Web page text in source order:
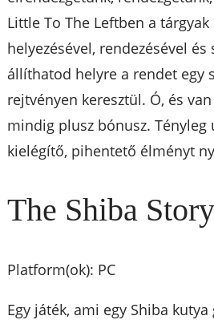
Little To The Leftben a tárgyak
helyezésével, rendezésével és
állíthatod helyre a rendet egy
rejtvényen keresztül. Ó, és
mindig plusz bónusz. Tényleg
kielégítő, pihentető élményt
The Shiba Story
Platform(ok): PC
Egy játék, ami egy Shiba